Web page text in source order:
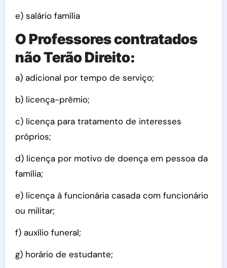
e) salário família
O Professores contratados
não Terão Direito:
a) adicional por tempo de serviço;
b) licença-prêmio;
c) licença para tratamento de interesses
próprios;
d) licença por motivo de doença em pessoa da
família;
e) licença à funcionária casada com funcionário
ou militar;
f) auxílio funeral;
g) horário de estudante;